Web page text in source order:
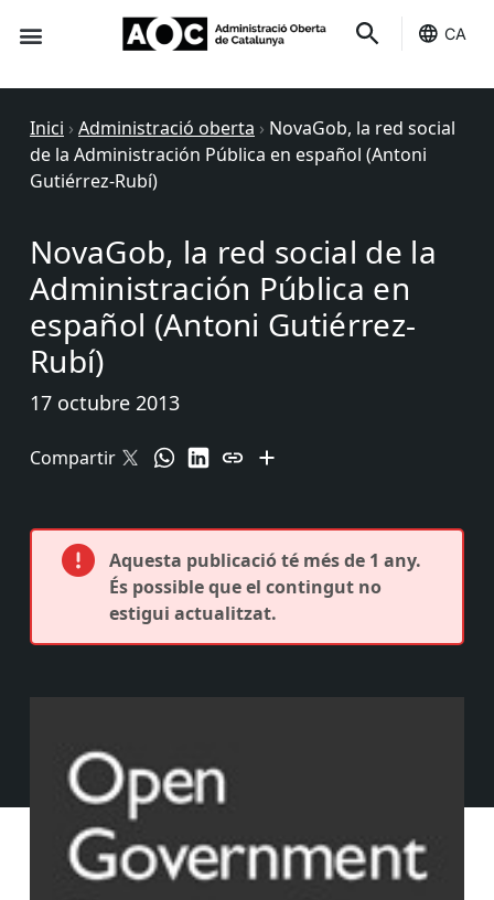
CA
Inici › Administració oberta › NovaGob, la red social
de la Administración Pública en español (Antoni
Gutiérrez-Rubí)
NovaGob, la red social de la
Administración Pública en
español (Antoni Gutiérrez-
Rubí)
17 octubre 2013
Compartir
Aquesta publicació té més de 1 any.
És possible que el contingut no
estigui actualitzat.